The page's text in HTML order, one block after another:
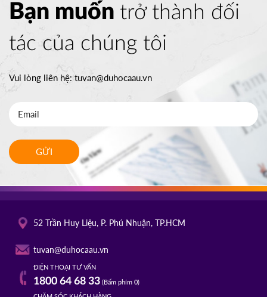
Bạn muốn trở thành đối
tác của chúng tôi
Vui lòng liên hệ: tuvan@duhocaau.vn
GỬI
52 Trần Huy Liệu, P. Phú Nhuận, TP.HCM
tuvan@duhocaau.vn
ĐIỆN THOẠI TƯ VẤN
1800 64 68 33(Bấm phím 0)